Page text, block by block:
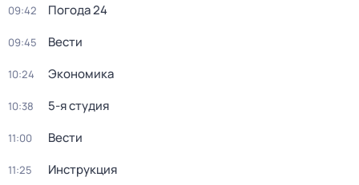
09:42 Погода 24
09:45 Вести
10:24 Экономика
10:38 5-я студия
11:00 Вести
11:25 Инструкция